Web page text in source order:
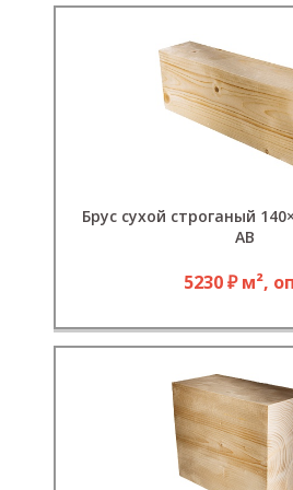
Брус сухой строганый
АВ
5230 ₽ м²,